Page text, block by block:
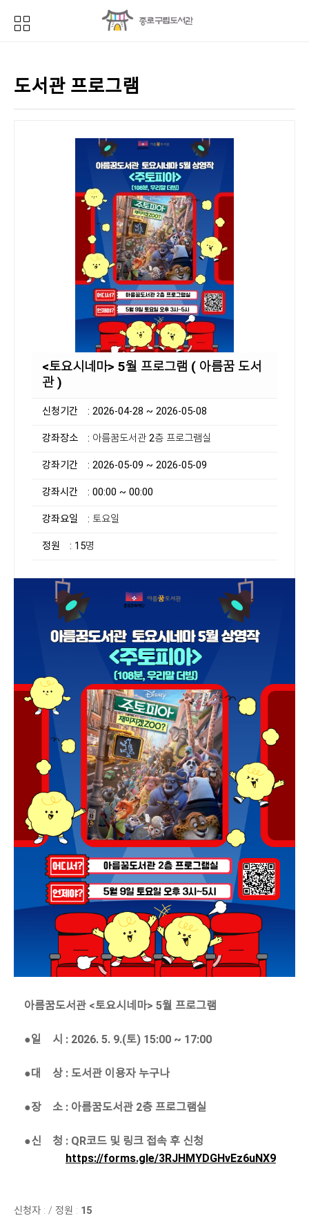
도서관 프로그램
<토요시네마> 5월 프로그램 ( 아름꿈 도서
관 )
신청기간 : 2026-04-28 ~ 2026-05-08
강좌장소 : 아름꿈도서관 2층 프로그램실
강좌기간 : 2026-05-09 ~ 2026-05-09
강좌시간 : 00:00 ~ 00:00
강좌요일 : 토요일
정원 : 15명
아름꿈도서관 <토요시네마> 5월 프로그램
●일 시 : 2026. 5. 9.(토) 15:00 ~ 17:00
●대 상 : 도서관 이용자 누구나
●장 소 : 아름꿈도서관 2층 프로그램실
●신 청 : QR코드 및 링크 접속 후 신청
https://forms.gle/3RJHMYDGHvEz6uNX9
신청자 : / 정원 : 15